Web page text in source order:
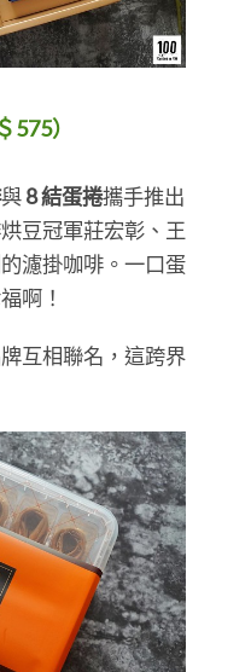
575）
與8 結蛋捲攜手推出
豆冠軍莊宏彰、王
濾掛咖啡。一口蛋
啊！
互相聯名，這跨界